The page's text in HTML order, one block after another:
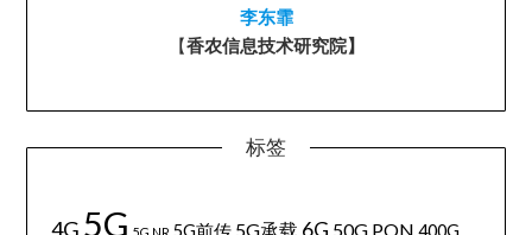
李东霏
【香农信息技术研究院】
标签
4G 5G 5G NR 5G前传 5G承载 6G 50G PON 400G